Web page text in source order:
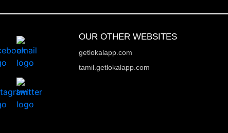
OUR OTHER WEBSITES
getlokalapp.com
tamil.getlokalapp.com